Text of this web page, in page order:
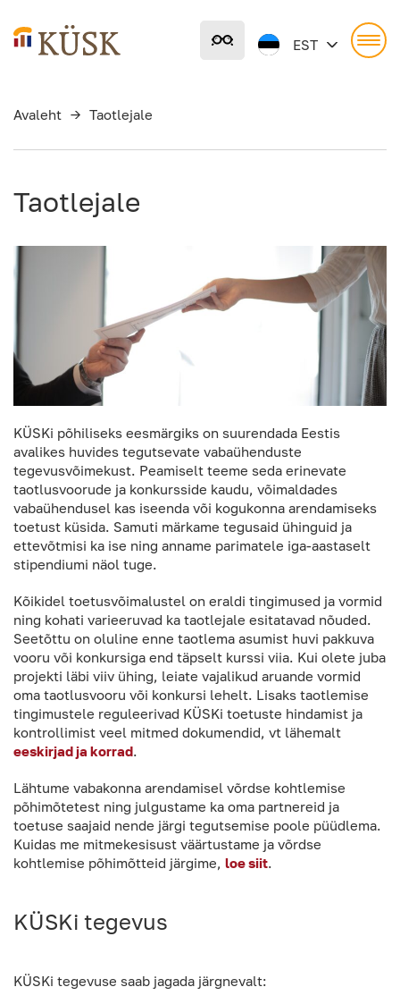
põhisisu
juurde
EST
Avaleht → Taotlejale
Taotlejale
KÜSKi põhiliseks eesmärgiks on suurendada Eestis
avalikes huvides tegutsevate vabaühenduste
tegevusvõimekust. Peamiselt teeme seda erinevate
taotlusvoorude ja konkursside kaudu, võimaldades
vabaühendusel kas iseenda või kogukonna arendamiseks
toetust küsida. Samuti märkame tegusaid ühinguid ja
ettevõtmisi ka ise ning anname parimatele iga-aastaselt
stipendiumi näol tuge.
Kõikidel toetusvõimalustel on eraldi tingimused ja vormid
ning kohati varieeruvad ka taotlejale esitatavad nõuded.
Seetõttu on oluline enne taotlema asumist huvi pakkuva
vooru või konkursiga end täpselt kurssi viia. Kui olete juba
projekti läbi viiv ühing, leiate vajalikud aruande vormid
oma taotlusvooru või konkursi lehelt. Lisaks taotlemise
tingimustele reguleerivad KÜSKi toetuste hindamist ja
kontrollimist veel mitmed dokumendid, vt lähemalt
eeskirjad ja korrad.
Lähtume vabakonna arendamisel võrdse kohtlemise
põhimõtetest ning julgustame ka oma partnereid ja
toetuse saajaid nende järgi tegutsemise poole püüdlema.
Kuidas me mitmekesisust väärtustame ja võrdse
kohtlemise põhimõtteid järgime, loe siit.
KÜSKi tegevus
KÜSKi tegevuse saab jagada järgnevalt: